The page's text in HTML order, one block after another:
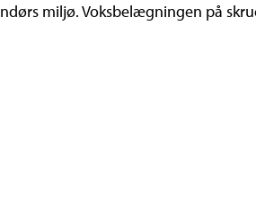
miljø. Voksbelægningen på